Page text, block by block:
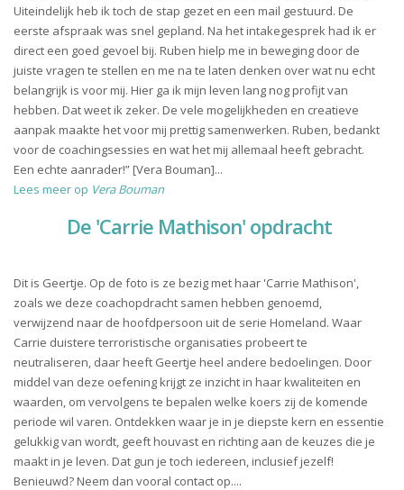
Uiteindelijk heb ik toch de stap gezet en een mail gestuurd. De
eerste afspraak was snel gepland. Na het intakegesprek had ik er
direct een goed gevoel bij. Ruben hielp me in beweging door de
juiste vragen te stellen en me na te laten denken over wat nu echt
belangrijk is voor mij. Hier ga ik mijn leven lang nog profijt van
hebben. Dat weet ik zeker. De vele mogelijkheden en creatieve
aanpak maakte het voor mij prettig samenwerken. Ruben, bedankt
voor de coachingsessies en wat het mij allemaal heeft gebracht.
Een echte aanrader!” [Vera Bouman]...
Lees meer op Vera Bouman
De 'Carrie Mathison' opdracht
Dit is Geertje. Op de foto is ze bezig met haar 'Carrie Mathison',
zoals we deze coachopdracht samen hebben genoemd,
verwijzend naar de hoofdpersoon uit de serie Homeland. Waar
Carrie duistere terroristische organisaties probeert te
neutraliseren, daar heeft Geertje heel andere bedoelingen. Door
middel van deze oefening krijgt ze inzicht in haar kwaliteiten en
waarden, om vervolgens te bepalen welke koers zij de komende
periode wil varen. Ontdekken waar je in je diepste kern en essentie
gelukkig van wordt, geeft houvast en richting aan de keuzes die je
maakt in je leven. Dat gun je toch iedereen, inclusief jezelf!
Benieuwd? Neem dan vooral contact op....